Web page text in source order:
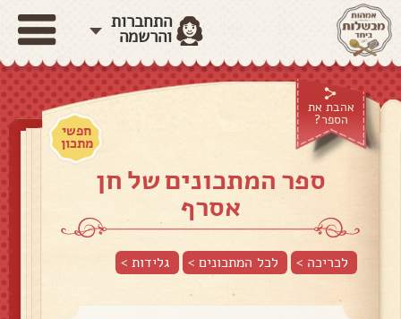
התחברות
והרשמה
אהבת את
הספר?
חפשי
מתכון
ספר המתכונים של חן
אסרף
לכריכה > לכל המתכונים > גלידות>